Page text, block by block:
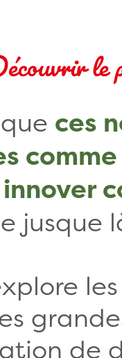
le
ces
jusque
de